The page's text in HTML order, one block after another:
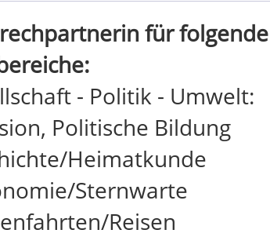
für folgende
- Politik - Umwelt:
Politische Bildung
Heimatkunde
Sternwarte
Reisen